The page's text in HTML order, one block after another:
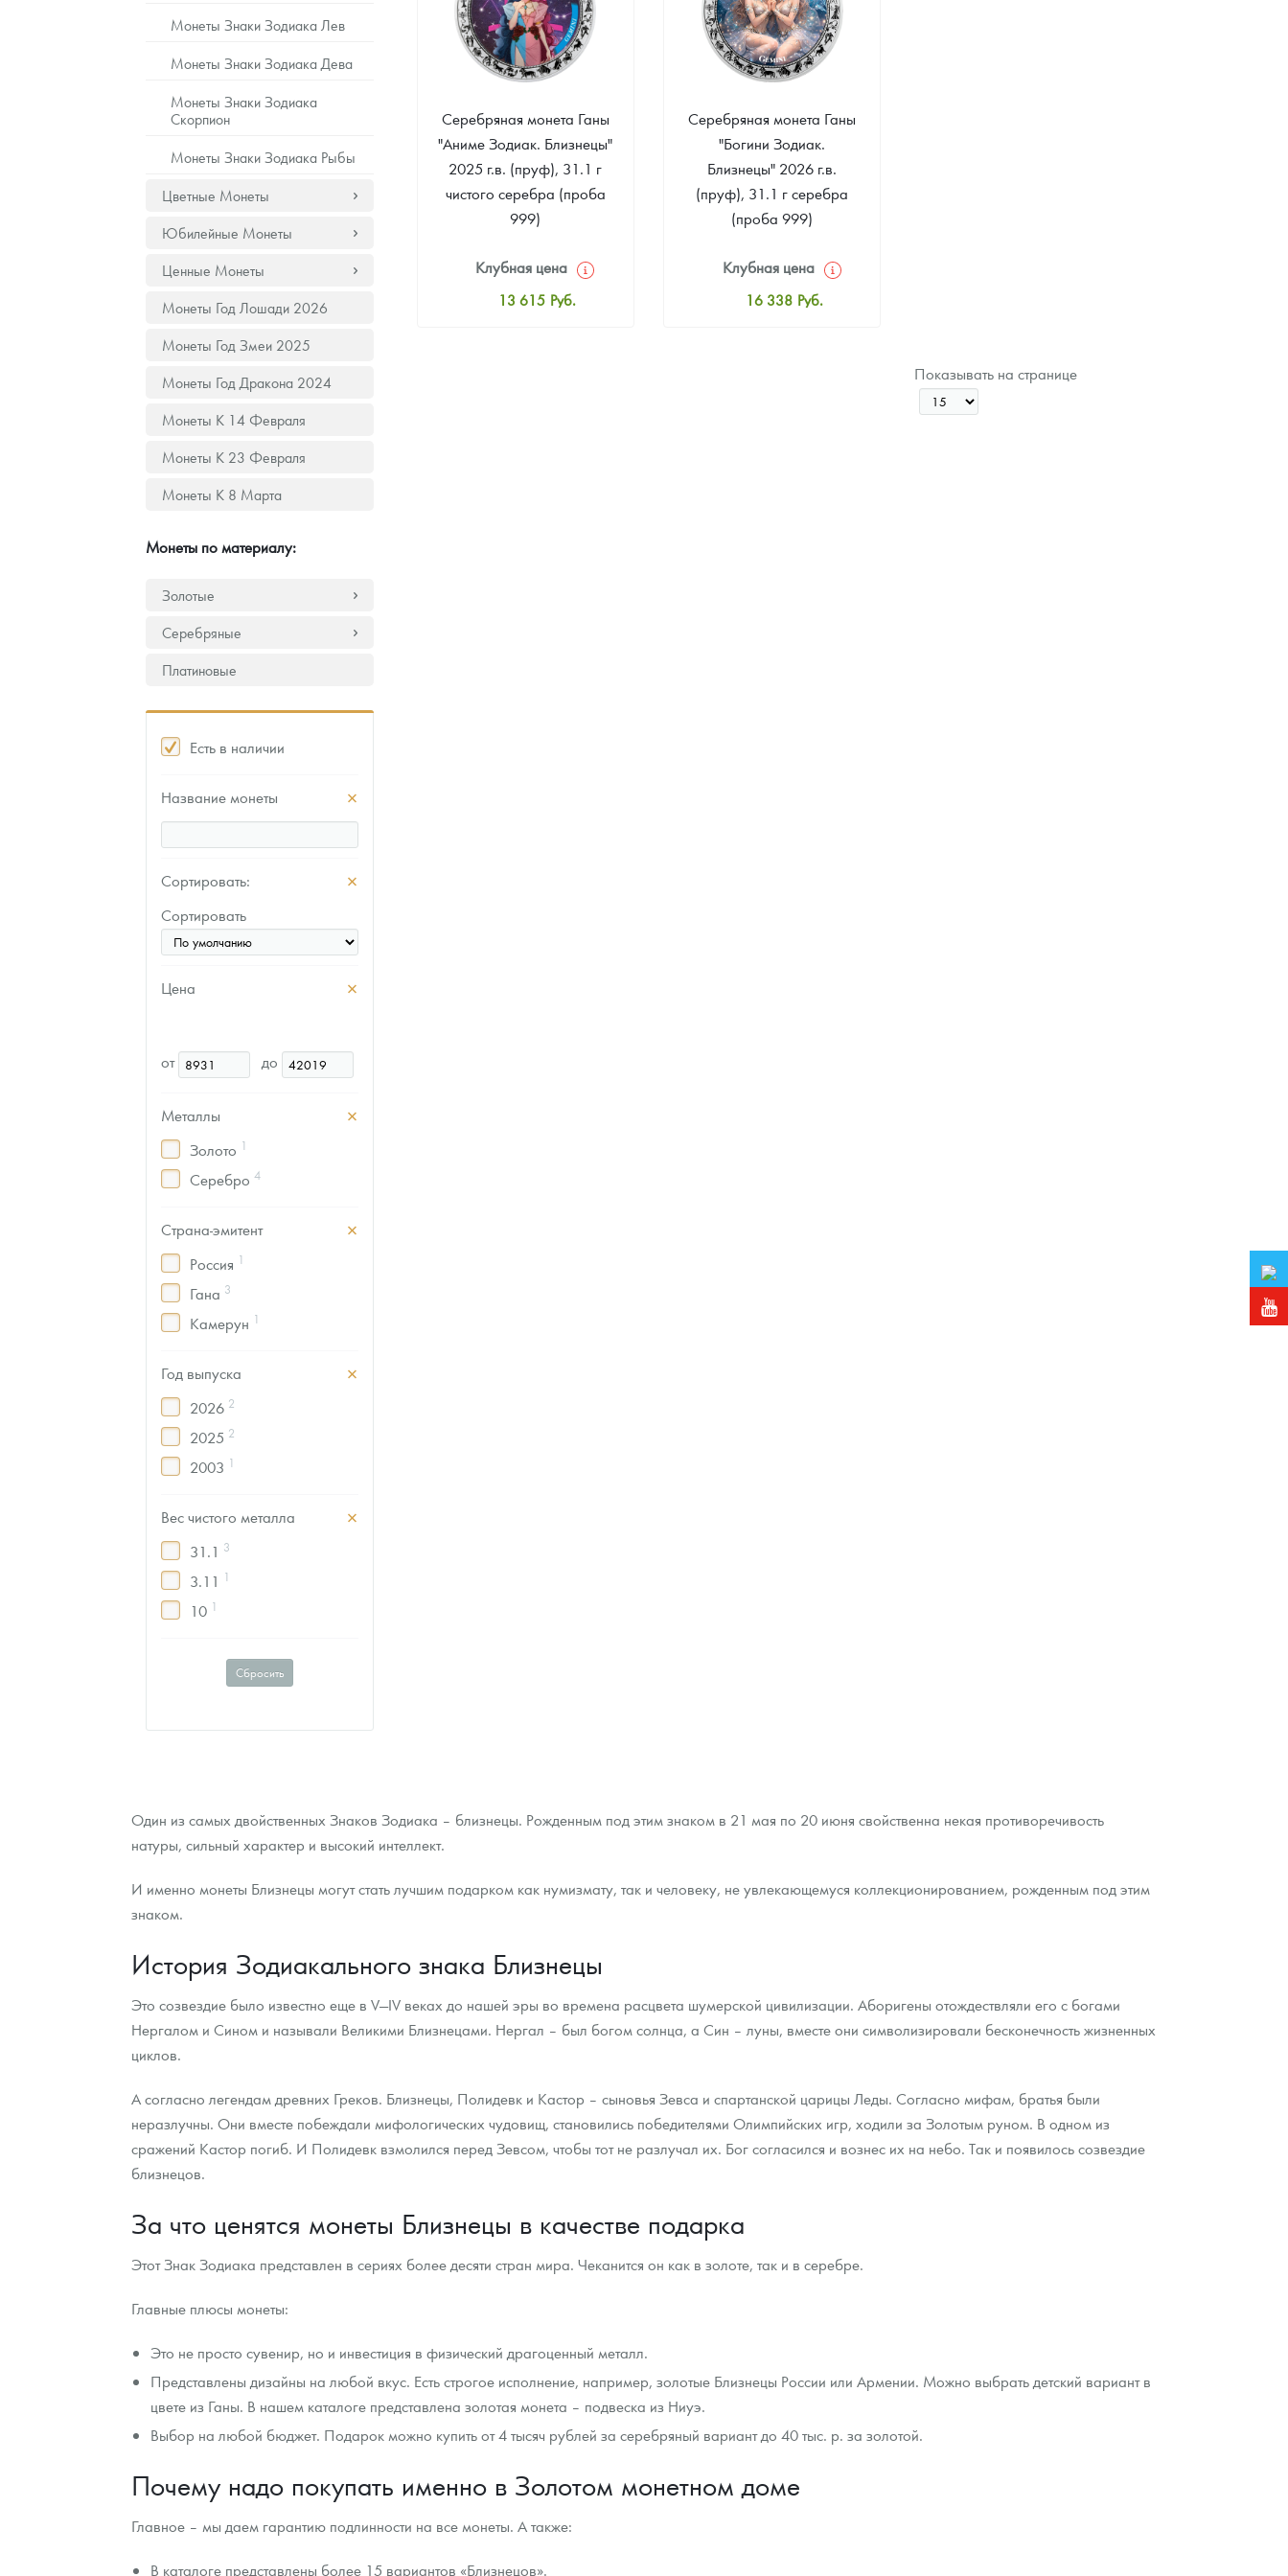
Наборы подарочных и коллекционных монет
Монеты и жетоны из недрагоценных металлов
Книги по нумизматике
Монеты Знаки Зодиака Лев
Монеты Знаки Зодиака Дева
Монеты Знаки Зодиака
Скорпион
Монеты Знаки Зодиака Рыбы
Цветные Монеты
Юбилейные Монеты
Ценные Монеты
Монеты Год Лошади 2026
Монеты Год Змеи 2025
Монеты Год Дракона 2024
Монеты К 14 Февраля
Монеты К 23 Февраля
Монеты К 8 Марта
Монеты по материалу:
Золотые
Серебряные
Платиновые
Есть в наличии
Название монеты
Сортировать:
Сортировать
Цена
от до
Металлы
Золото 1
Серебро 4
Страна-эмитент
Россия 1
Гана 3
Камерун 1
Год выпуска
2026 2
2025 2
2003 1
Вес чистого металла
31.1 3
3.11 1
10 1
Сбросить
Серебряная монета Ганы
"Аниме Зодиак. Близнецы"
2025 г.в. (пруф), 31.1 г
чистого серебра (проба
999)
Клубная цена
13 615 Руб.
Серебряная монета Ганы
"Богини Зодиак.
Близнецы" 2026 г.в.
(пруф), 31.1 г серебра
(проба 999)
Клубная цена
16 338 Руб.
Показывать на странице
Один из самых двойственных Знаков Зодиака – близнецы. Рожденным под этим знаком в 21 мая по 20 июня свойственна некая противоречивость
натуры, сильный характер и высокий интеллект.
И именно монеты Близнецы могут стать лучшим подарком как нумизмату, так и человеку, не увлекающемуся коллекционированием, рожденным под этим
знаком.
История Зодиакального знака Близнецы
Это созвездие было известно еще в V—IV веках до нашей эры во времена расцвета шумерской цивилизации. Аборигены отождествляли его с богами
Нергалом и Сином и называли Великими Близнецами. Нергал – был богом солнца, а Син – луны, вместе они символизировали бесконечность жизненных
циклов.
А согласно легендам древних Греков. Близнецы, Полидевк и Кастор – сыновья Зевса и спартанской царицы Леды. Согласно мифам, братья были
неразлучны. Они вместе побеждали мифологических чудовищ, становились победителями Олимпийских игр, ходили за Золотым руном. В одном из
сражений Кастор погиб. И Полидевк взмолился перед Зевсом, чтобы тот не разлучал их. Бог согласился и вознес их на небо. Так и появилось созвездие
близнецов.
За что ценятся монеты Близнецы в качестве подарка
Этот Знак Зодиака представлен в сериях более десяти стран мира. Чеканится он как в золоте, так и в серебре.
Главные плюсы монеты:
Это не просто сувенир, но и инвестиция в физический драгоценный металл.
Представлены дизайны на любой вкус. Есть строгое исполнение, например, золотые Близнецы России или Армении. Можно выбрать детский вариант в
цвете из Ганы. В нашем каталоге представлена золотая монета – подвеска из Ниуэ.
Выбор на любой бюджет. Подарок можно купить от 4 тысяч рублей за серебряный вариант до 40 тыс. р. за золотой.
Почему надо покупать именно в Золотом монетном доме
Главное – мы даем гарантию подлинности на все монеты. А также:
В каталоге представлены более 15 вариантов «Близнецов».